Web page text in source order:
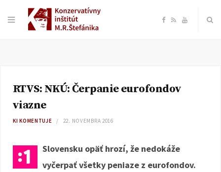
F
e
o
R Y
e
RTVS: NKÚ: Čerpanie eurofondov
viazne
KI KOMENTUJE 22. NOVEMBRA 2016
Slovensku opäť hrozí, že nedokáže
vyčerpať všetky peniaze z eurofondov.